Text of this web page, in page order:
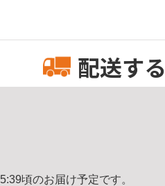
配送する
頃のお届け予定です。